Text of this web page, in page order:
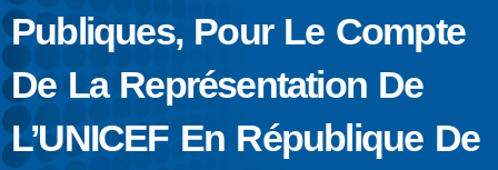
Publiques, Pour Le Compte
De La Représentation De
L’UNICEF En République De